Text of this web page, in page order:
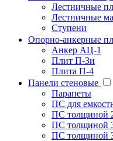
Лестничные
Лестничные
Ступени
Опорно-анкерные
Анкер АЦ-1
Плит П-3и
Плита П-4
Панели стеновые
Парапеты
ПС для
ПС толщиной
ПС толщиной
ПС толщиной